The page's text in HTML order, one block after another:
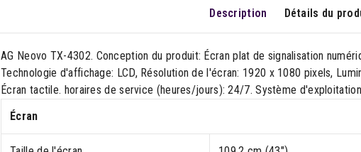
Description Détails du
AG Neovo TX-4302. Conception du produit: Écran plat de signalisation
Technologie d'affichage: LCD, Résolution de l'écran: 1920 x 1080 pixels,
Écran tactile. horaires de service (heures/jours): 24/7. Système
Écran